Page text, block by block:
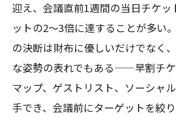
迎え、会議直前1週間の当日チケッ
ットの2〜3倍に達することが多い
の決断は財布に優しいだけでなく
な姿勢の表れでもある——早割チ
マップ、ゲストリスト、ソーシャ
手でき、会議前にターゲットを絞